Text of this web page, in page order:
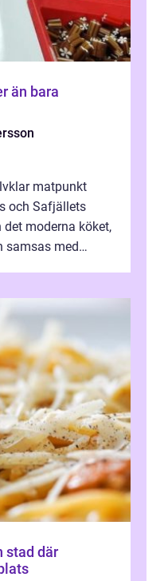
matpunkt
och Safjällets
moderna köket,
samsas med